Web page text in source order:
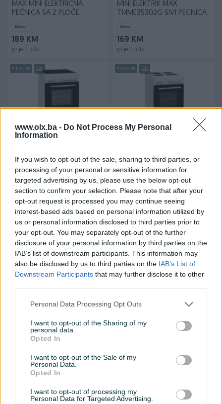
www.olx.ba - Do Not Process My Personal
Information
If you wish to opt-out of the sale, sharing to third parties, or
processing of your personal or sensitive information for
targeted advertising by us, please use the below opt-out
section to confirm your selection. Please note that after your
opt-out request is processed you may continue seeing
interest-based ads based on personal information utilized by
us or personal information disclosed to third parties prior to
your opt-out. You may separately opt-out of the further
disclosure of your personal information by third parties on the
IAB’s list of downstream participants. This information may
also be disclosed by us to third parties on the IAB’s List of
Downstream Participants that may further disclose it to other
Personal Data Processing Opt Outs
I want to opt-out of the Sharing of my
personal data.
Opted In
I want to opt-out of the Sale of my
Personal Data.
Opted In
I want to opt-out of processing my
Personal Data for Targeted Advertising.
MAX MINI ELEKTRICNA
PEĆNICA SA 2 PLOČE
Novo
189 KM
prije 2 sata
MINI ELEKTRIK MAX
TMME35302G SIVI PECNICA
Novo
169 KM
prije 2 sata
PIK SHOP
staklokeramicki ravni CHT
5000 WBF
Novo
499 KM
prije 3 sata
PIK SHOP
WG 50cm Štednjak 5 God.
Gar
Novo
349 KM
prije 3 sata
PIK SHOP
EHB 604 xl Stednjak 60cm
390 KM
prije 3 sata
PIK SHOP
Sporet CHT 6000 W Ravna
PIK SHOP